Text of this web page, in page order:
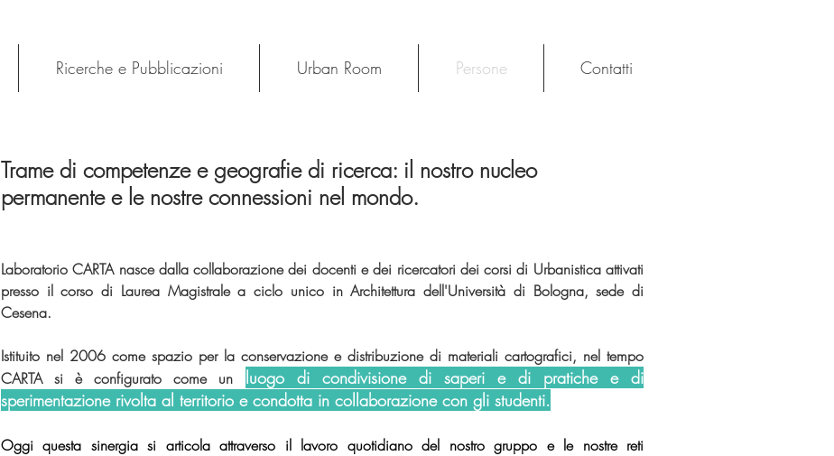
Ricerche e Pubblicazioni Urban Room Persone Contatti
Trame di competenze e geografie di ricerca: il nostro nucleo
permanente e le nostre connessioni nel mondo.
Laboratorio CARTA nasce dalla collaborazione dei docenti e dei ricercatori dei corsi di Urbanistica attivati
presso ilcorso di Laurea Magistrale a ciclo unico in Architettura dell'Università di Bologna, sede di
Cesena.
Istituito nel 2006 come spazio per la conservazione e distribuzione di materiali cartografici, nel tempo
CARTA si è configurato come un
luogo di condivisione di saperi e di pratiche e di
sperimentazione rivolta al territorio e condotta in collaborazione con gli studenti.
Oggi questa sinergia si articola attraverso il lavoro quotidiano del nostro gruppo e le nostre reti